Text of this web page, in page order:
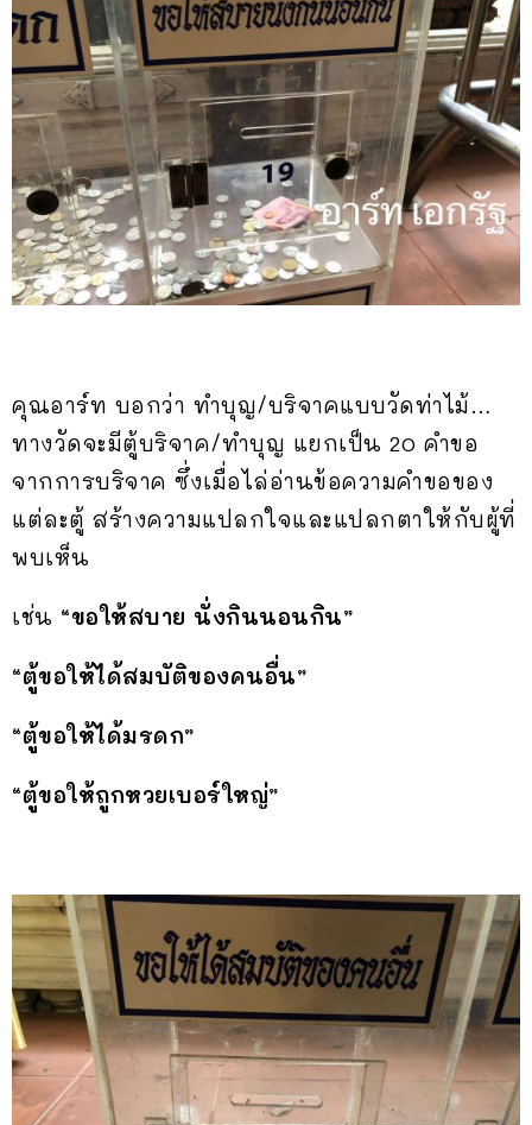
คุณอาร์ท บอกว่า ทำบุญ/บริจาคแบบวัดท่าไม้…
ทางวัดจะมีตู้บริจาค/ทำบุญ แยกเป็น 20 คำขอ
จากการบริจาค ซึ่งเมื่อไล่อ่านข้อความคำขอของ
แต่ละตู้ สร้างความแปลกใจและแปลกตาให้กับผู้ที่
พบเห็น
เช่น “ขอให้สบาย นั่งกินนอนกิน”
“ตู้ขอให้ได้สมบัติของคนอื่น”
“ตู้ขอให้ได้มรดก”
“ตู้ขอให้ถูกหวยเบอร์ใหญ่”